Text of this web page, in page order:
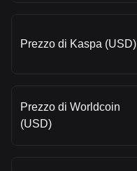
Prezzo di Kaspa (USD)
Prezzo di Worldcoin
(USD)